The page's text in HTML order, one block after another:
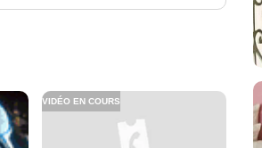
VIDÉO EN COURS